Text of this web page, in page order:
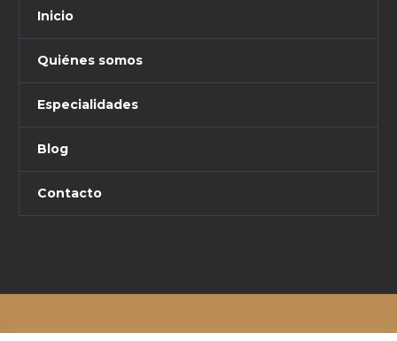
Inicio
Quiénes somos
Especialidades
Blog
Contacto